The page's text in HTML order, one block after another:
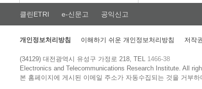
클린ETRI e-신문고 공익신고
개인정보처리방침 이해하기 쉬운 개인정보처리방침 저작
(34129) 대전광역시 유성구 가정로 218, TEL 1466-38
Electronics and Telecommunications Research Institute.All
본 홈페이지에 게시된 이메일 주소가 자동수집되는 것을 거부